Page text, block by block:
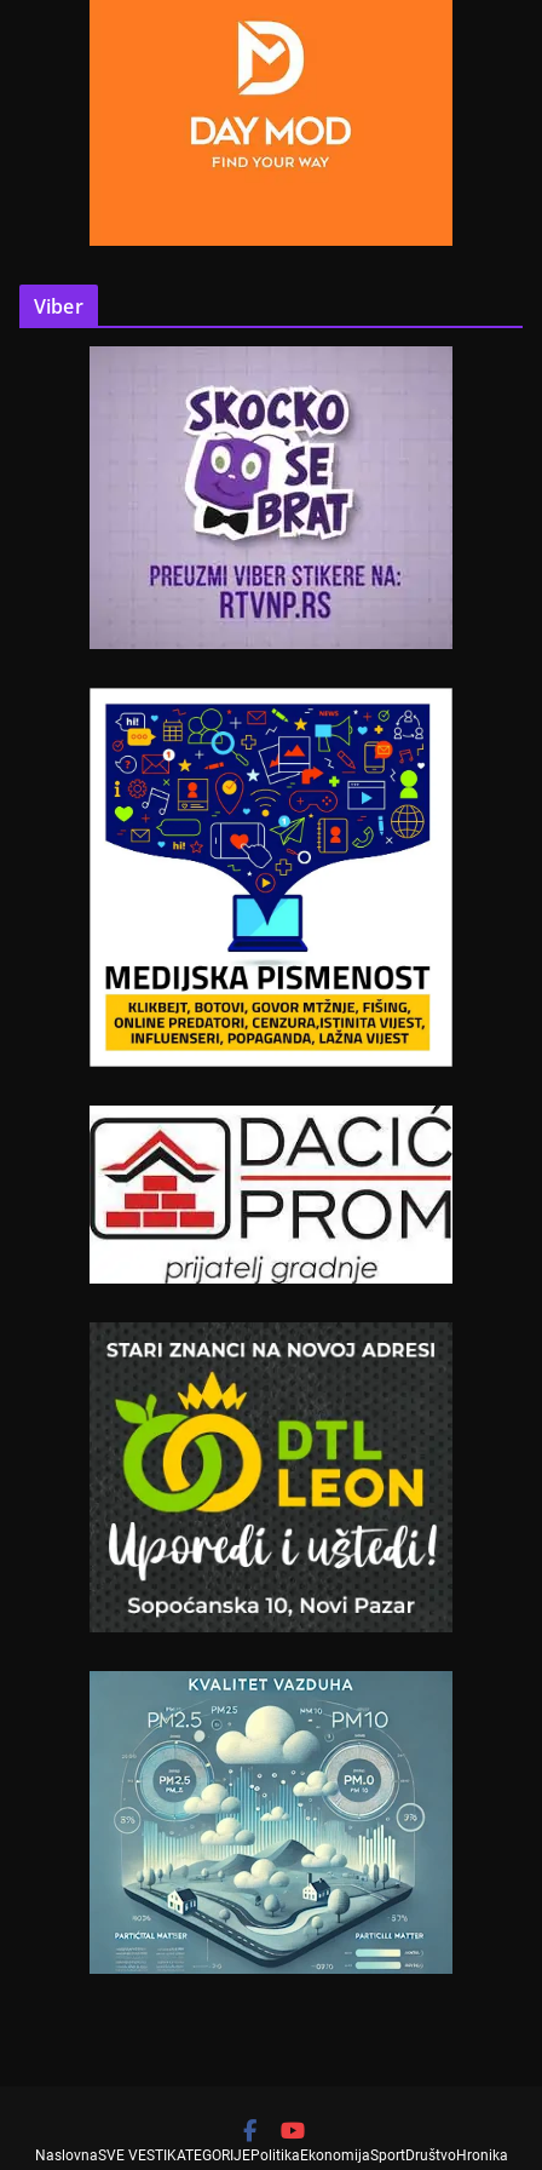
Viber
NaslovnaSVE VESTI KATEGORIJEPolitika EkonomijaSportDruštvoHronika